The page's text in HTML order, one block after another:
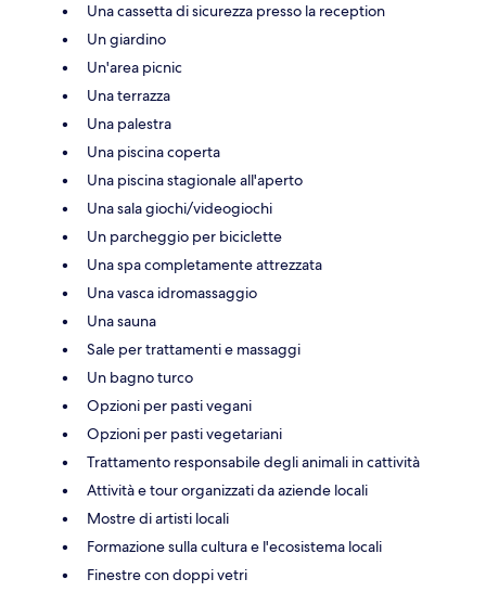
Una cassetta di sicurezza presso la reception
Un giardino
Un'area picnic
Una terrazza
Una palestra
Una piscina coperta
Una piscina stagionale all'aperto
Una sala giochi/videogiochi
Un parcheggio per biciclette
Una spa completamente attrezzata
Una vasca idromassaggio
Una sauna
Sale per trattamenti e massaggi
Un bagno turco
Opzioni per pasti vegani
Opzioni per pasti vegetariani
Trattamento responsabile degli animali in cattività
Attività e tour organizzati da aziende locali
Mostre di artisti locali
Formazione sulla cultura e l'ecosistema locali
Finestre con doppi vetri